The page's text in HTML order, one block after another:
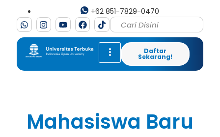
+62 851-7829-0470
Daftar
Sekarang!
Mahasiswa Baru